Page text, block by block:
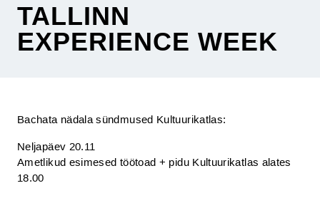
TALLINN
EXPERIENCE WEEK
Bachata nädala sündmused Kultuurikatlas:
Neljapäev 20.11
Ametlikud esimesed töötoad + pidu Kultuurikatlas alates
18.00